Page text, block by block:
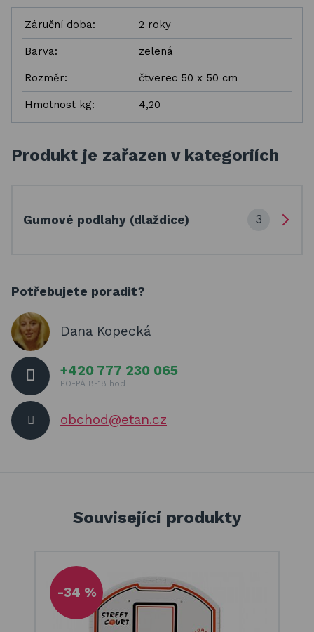
Záruční doba: 2 roky
Barva: zelená
Rozměr: čtverec 50 x 50 cm
Hmotnost kg: 4,20
Produkt je zařazen v kategoriích
Gumové podlahy (dlaždice) 3
Potřebujete poradit?
Dana Kopecká
+420 777 230 065
PO-PÁ 8-18 hod
obchod@etan.cz
Související produkty
-34 %